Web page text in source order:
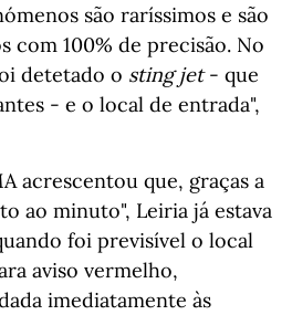
são raríssimos e são
com 100% de precisão. No
detetado o sting jet- que
- e o local de entrada",
acrescentou que, graças a
ao minuto", Leiria já estava
foi previsível o local
aviso vermelho,
imediatamente às